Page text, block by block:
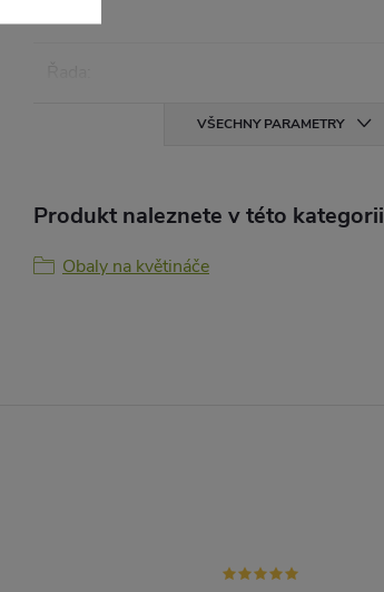
VŠECHNY PARAMETRY
Produkt naleznete v této kategorii
Obaly na květináče